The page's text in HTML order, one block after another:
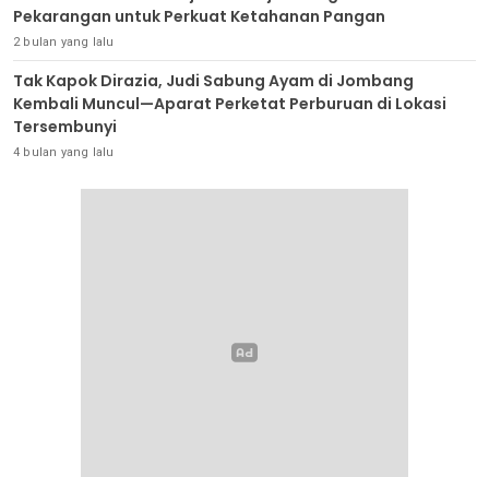
Pekarangan untuk Perkuat Ketahanan Pangan
2 bulan yang lalu
Tak Kapok Dirazia, Judi Sabung Ayam di Jombang
Kembali Muncul—Aparat Perketat Perburuan di Lokasi
Tersembunyi
4 bulan yang lalu